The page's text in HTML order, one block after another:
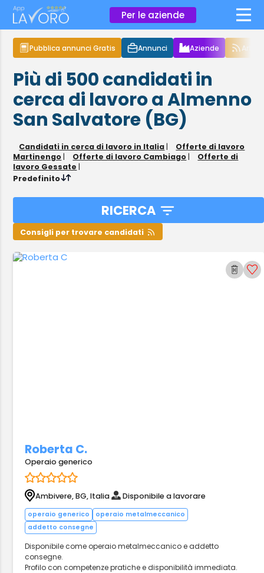
Per le aziende ×
Pubblica annunci Gratis Annunci Aziende
Più di 500candidati in
cerca di lavoroa Almenno
San Salvatore (BG)
Candidati in cerca di lavoro in Italia |
Offerte di lavoro
Martinengo | Offerte di lavoro Cambiago |
Offerte di
lavoro Gessate |
Predefinito
RICERCA
Consigli per trovare candidati
Roberta C.
Operaio generico
Ambivere, BG, Italia Disponibile a lavorare
operaio generico
operaio metalmeccanico
addetto consegne
Disponibile come operaio metalmeccanico e addetto
consegne.
Profilo con competenze pratiche e disponibilità immediata.